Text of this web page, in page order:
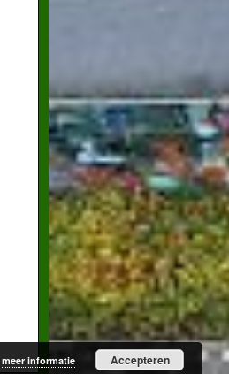
meer informatie Accepteren